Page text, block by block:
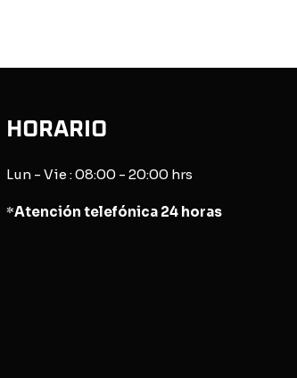
HORARIO
Lun - Vie : 08:00 - 20:00 hrs
*Atención telefónica 24 horas